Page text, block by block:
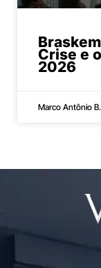
Crise e
2026
Marco Antônio